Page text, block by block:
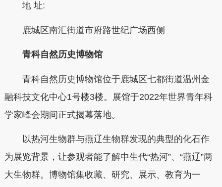
地 址:
鹿城区南汇街道市府路世纪广场西侧
青科自然历史博物馆
青科自然历史博物馆位于鹿城区七都街道温州金
融科技文化中心1号楼3楼。展馆于2022年世界青年科
学家峰会期间正式揭幕落地。
以热河生物群与燕辽生物群发现的典型的化石作
为展览背景，让参观者能了解中生代“热河”、“燕辽”两
大生物群。博物馆集收藏、研究、展示、教育为一